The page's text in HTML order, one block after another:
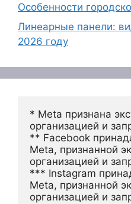
Особенности
Линеарные панели:
2026 году
* Meta признана
организацией и
** Facebook
Meta, признанной
организацией и
*** Instagram
Meta, признанной
организацией и